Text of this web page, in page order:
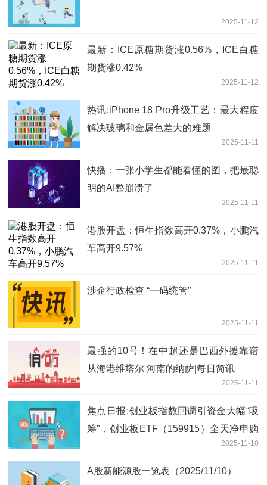
2025-11-12
最新：ICE原糖期货涨0.56%，ICE白糖
期货涨0.42%
2025-11-12
热讯:iPhone 18 Pro升级工艺：最大程度
解决玻璃和金属色差大的难题
2025-11-11
快播：一张小学生都能看懂的图，把最聪
明的AI整崩溃了
2025-11-11
港股开盘：恒生指数高开0.37%，小鹏汽
车高开9.57%
2025-11-11
涉企行政检查 “一码统管”
2025-11-11
最强的10号！在中超还是巴西外援靠谱
从海港维塔尔 河南的纳萨|每日简讯
2025-11-11
焦点日报:创业板指数回调引资金大幅“吸
筹”，创业板ETF（159915）全天净申购
2025-11-10
A股新能源股一览表（2025/11/10）